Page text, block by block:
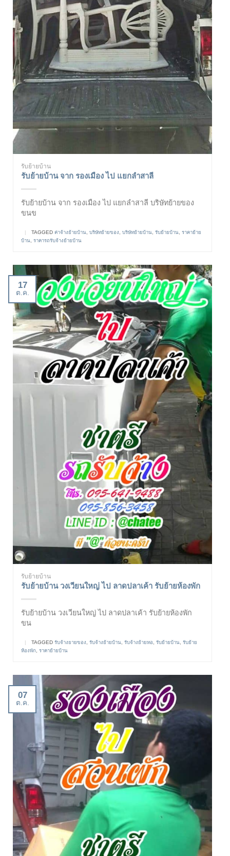
รับย้ายบ้าน
รับย้ายบ้าน จาก รองเมือง ไป แยกลำสาลี
รับย้ายบ้าน จาก รองเมือง ไป แยกลำสาลี บริษัทย้ายของ
ขนข
| TAGGED ค่าจ้างย้ายบ้าน, บริษัทย้ายของ, บริษัทย้ายบ้าน, รับย้ายบ้าน, ราคาย้าย
บ้าน, ราคารถรับจ้างย้ายบ้าน
17
ต.ค.
รับย้ายบ้าน
รับย้ายบ้าน วงเวียนใหญ่ ไป ลาดปลาเค้า รับย้ายห้องพัก
รับย้ายบ้าน วงเวียนใหญ่ ไป ลาดปลาเค้า รับย้ายห้องพัก
ขน
| TAGGED รับจ้างยายของ รับจ้างย้ายบ้าน รับจ้างย้ายหอ รับย้ายบ้าน รับย้าย
ห้องพัก
ราคาย้ายบ้าน
07
ต.ค.